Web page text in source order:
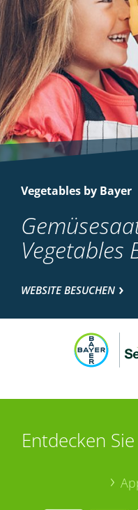
Vegetables by Bayer
Vegetables
WEBSITE BESUCHEN
Entdecken